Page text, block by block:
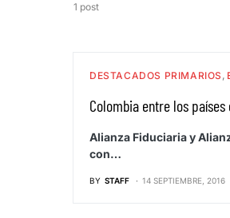
1 post
DESTACADOS PRIMARIOS
Colombia entre los
Alianza Fiduciaria y
con…
BY STAFF 14 SEPTIEMBRE, 2016